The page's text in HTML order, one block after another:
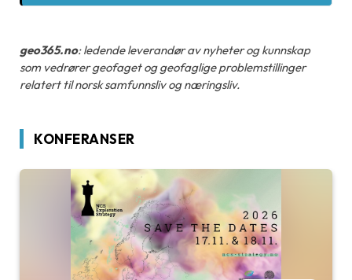
geo365.no: ledende leverandør av nyheter og kunnskap
som vedrører geofaget og geofaglige problemstillinger
relatert til norsk samfunnsliv og næringsliv.
KONFERANSER